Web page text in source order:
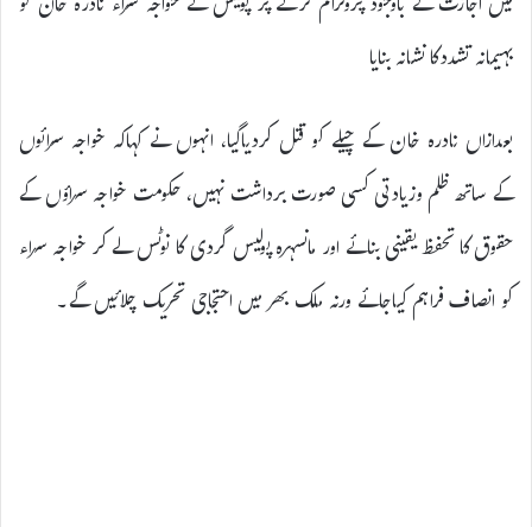
بہیمانہ تشددکا نشانہ بنایا
بعدازاں نادرہ خان کے چیلے کو قتل کردیاگیا، انہوں نے کہاکہ خواجہ سرائوں
کے ساتھ ظلم وزیادتی کسی صورت برداشت نہیں، حکومت خواجہ سراؤں کے
حقوق کا تحفظ یقینی بنائے اور مانسہرہ پولیس گردی کا نوٹس لے کر خواجہ سراء
کو انصاف فراہم کیاجائے ورنہ ملک بھر میں احتجاجی تحریک چلائیں گے۔